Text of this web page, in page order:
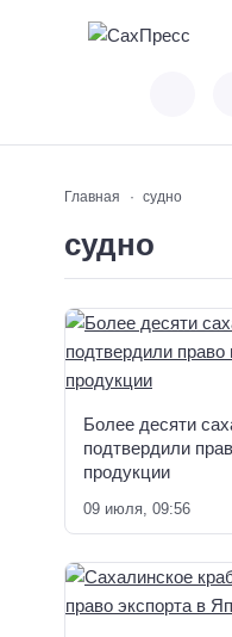
Главная судно
судно
Более десяти
подтвердили
продукции
09 июля, 09:56